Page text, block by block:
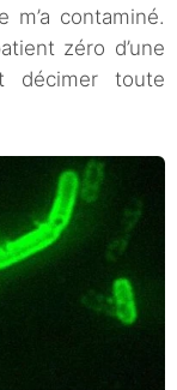
m’a contaminé.
zéro d’une
décimer toute